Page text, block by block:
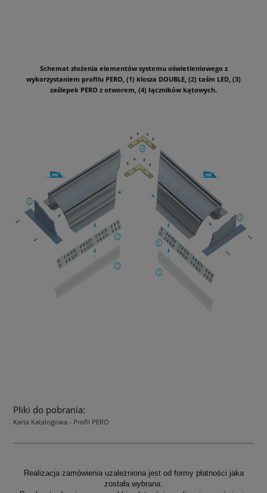
Schemat złożenia elementów systemu oświetleniowego z
wykorzystaniem profilu PERO, (1) klosza DOUBLE, (2) taśm LED, (3)
zaślepek PERO z otworem, (4) łączników kątowych.
Pliki do pobrania:
Karta Katalogowa - Profil PERO
Realizacja zamówienia uzależniona jest od formy płatności jaka
została wybrana: